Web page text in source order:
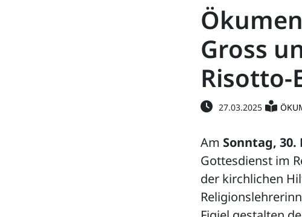
Gross
Risotto-
27.03.2025
Am Sonntag, 30.
Gottesdienst im
der kirchlichen